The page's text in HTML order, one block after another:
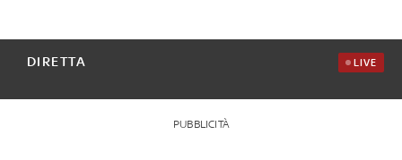
DIRETTA LIVE
PUBBLICITÀ